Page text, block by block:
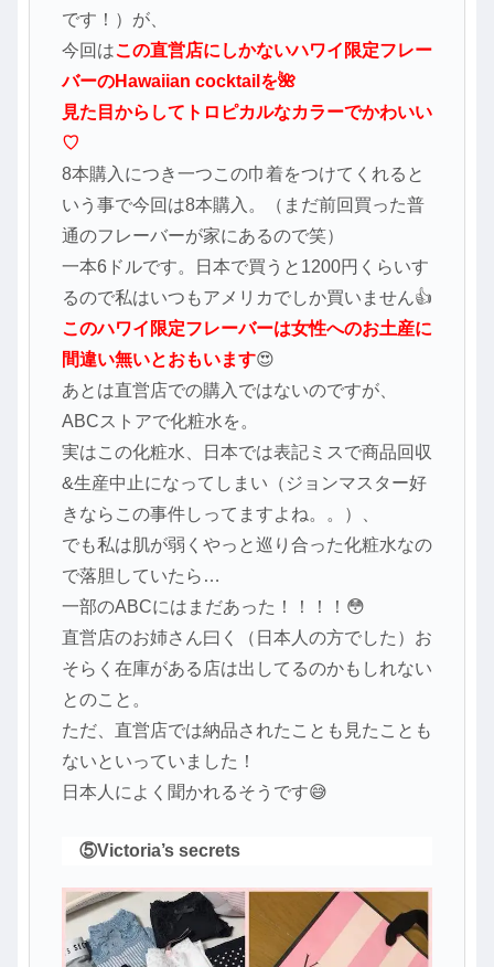
です！）が、
今回はこの直営店にしかないハワイ限定フレー
バーのHawaiian cocktailを🌺
見た目からしてトロピカルなカラーでかわいい
♡
8本購入につき一つこの巾着をつけてくれると
いう事で今回は8本購入。（まだ前回買った普
通のフレーバーが家にあるので笑）
一本6ドルです。日本で買うと1200円くらいす
るので私はいつもアメリカでしか買いません👍
このハワイ限定フレーバーは女性へのお土産に
間違い無いとおもいます😍
あとは直営店での購入ではないのですが、
ABCストアで化粧水を。
実はこの化粧水、日本では表記ミスで商品回収
&生産中止になってしまい（ジョンマスター好
きならこの事件しってますよね。。）、
でも私は肌が弱くやっと巡り合った化粧水なの
で落胆していたら…
一部のABCにはまだあった！！！！😳
直営店のお姉さん曰く（日本人の方でした）お
そらく在庫がある店は出してるのかもしれない
とのこと。
ただ、直営店では納品されたことも見たことも
ないといっていました！
日本人によく聞かれるそうです😅
⑤Victoria’s secrets